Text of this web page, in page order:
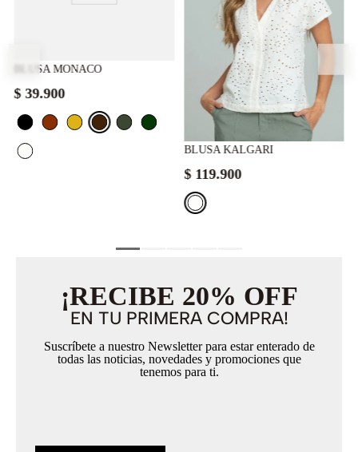
BLUSA MONACO
$ 39.900
BLUSA KALGARI
$ 119.900
¡RECIBE 20% OFF
EN TU PRIMERA COMPRA!
Suscríbete a nuestro Newsletter para estar enterado de
todas las noticias, novedades y promociones que
tenemos para ti.